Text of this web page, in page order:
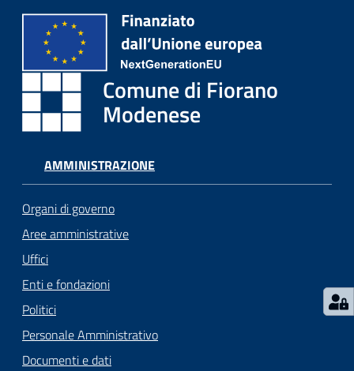
o
n
o
T
u
m
o
Tutti
gli
argomenti...
Comune di Fiorano
Modenese
AMMINISTRAZIONE
Organi di governo
Aree amministrative
Uffici
Enti e fondazioni
Politici
Personale Amministrativo
Documenti e dati